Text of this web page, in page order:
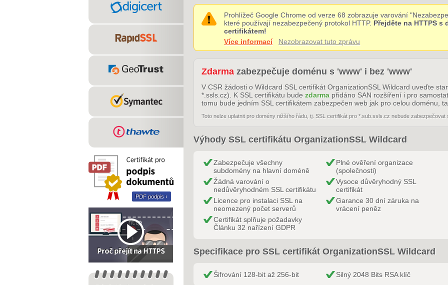
PDF podpis ›
Prohlížeč Google Chrome od verze 68 zobrazuje varování
které používají nezabezpečený protokol HTTP. Přejděte na HTTPS s
certifikátem!
Více informací
Nezobrazovat tuto zprávu
Zdarma zabezpečuje doménu s 'www' i bez 'www'
V CSR žádosti o Wildcard SSL certifikát OrganizationSSL Wildcard uveďte
*.ssls.cz). K SSL certifikátu bude zdarma přidáno SAN rozšíření i pro
tomu bude jedním SSL certifikátem zabezpečen web jak pro celou doménu,
Toto nelze uplatnit pro domény nižšího řádu, tj. SSL certifikát pro *.sub.ssls.cz nebude zabezpečovat
Výhody SSL certifikátu OrganizationSSL Wildcard
Zabezpečuje všechny
subdomény na hlavní doméně
Plné ověření organizace
(společnosti)
Žádná varování o
nedůvěryhodném SSL certifikátu
Vysoce důvěryhodný SSL
certifikát
Licence pro instalaci SSL na
neomezený počet serverů
Garance 30 dní záruka na
vrácení peněz
Certifikát splňuje požadavky
Článku 32 nařízení GDPR
Specifikace pro SSL certifikát OrganizationSSL Wildcard
Šifrování 128-bit až 256-bit Silný 2048 Bits RSA klíč